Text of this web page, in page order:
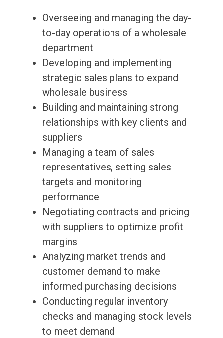
Overseeing and managing the day-
to-day operations of a wholesale
department
Developing and implementing
strategic sales plans to expand
wholesale business
Building and maintaining strong
relationships with key clients and
suppliers
Managing a team of sales
representatives, setting sales
targets and monitoring
performance
Negotiating contracts and pricing
with suppliers to optimize profit
margins
Analyzing market trends and
customer demand to make
informed purchasing decisions
Conducting regular inventory
checks and managing stock levels
to meet demand